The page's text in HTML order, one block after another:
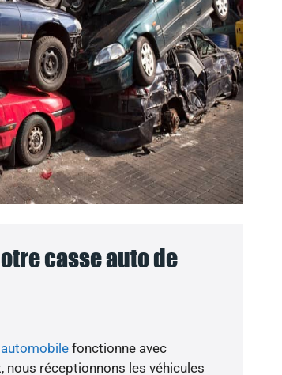
casse auto de
fonctionne avec
réceptionnons les véhicules